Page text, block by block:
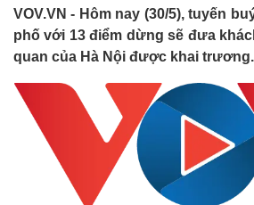
VOV.VN - Hôm nay (30/5), tuyến
phố với 13 điểm dừng sẽ đưa
quan của Hà Nội được khai trương.